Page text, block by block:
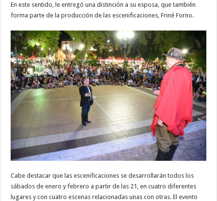
En este sentido, le entregó una distinción a su esposa, que también
forma parte de la producción de las escenificaciones, Friné Forno.
Cabe destacar que las escenificaciones se desarrollarán todos los
sábados de enero y febrero a partir de las 21, en cuatro diferentes
lugares y con cuatro escenas relacionadas unas con otras. El evento